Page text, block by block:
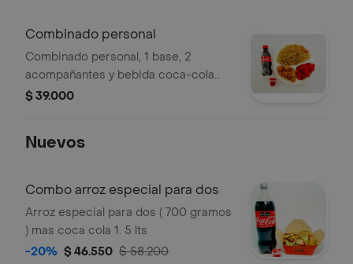
Combinado personal
Combinado personal, 1 base, 2
acompañantes y bebida coca-cola
250 ml a eleccion.
$ 39.000
Nuevos
Combo arroz especial para dos
Arroz especial para dos ( 700 gramos
) mas coca cola 1. 5 lts
-20% $ 46.550 $ 58.200